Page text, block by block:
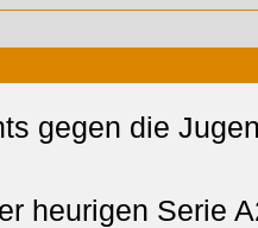
gegen die
heurigen Serie